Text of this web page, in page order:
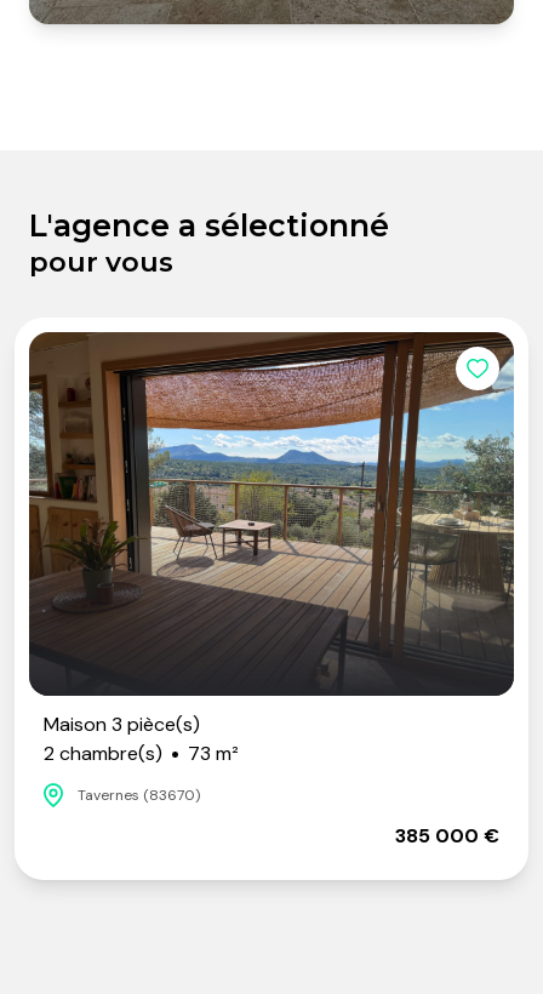
L'agence a sélectionné
pour vous
3 pièce(s)
chambre(s)
73 m²
Tavernes (83670)
385 000 €